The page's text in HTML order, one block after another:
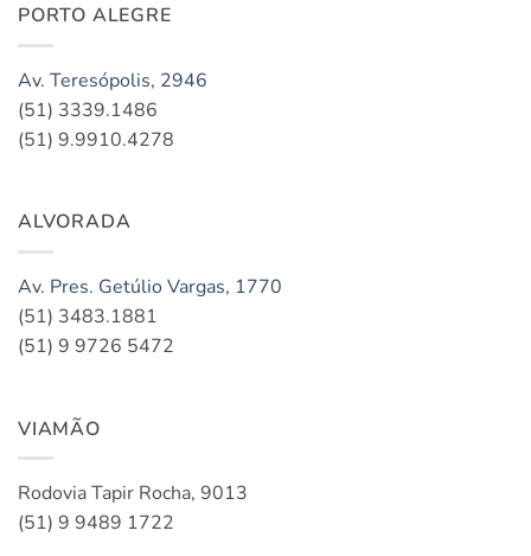
PORTO ALEGRE
Av. Teresópolis, 2946
(51) 3339.1486
(51) 9.9910.4278
ALVORADA
Av. Pres. Getúlio Vargas, 1770
(51) 3483.1881
(51) 9 9726 5472
VIAMÃO
Rodovia Tapir Rocha, 9013
(51) 9 9489 1722